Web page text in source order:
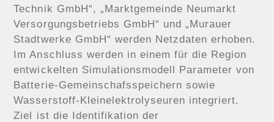
Technik GmbH“, „Marktgemeinde Neumarkt
Versorgungsbetriebs GmbH“ und „Murauer
Stadtwerke GmbH“ werden Netzdaten erhoben.
Im Anschluss werden in einem für die Region
entwickelten Simulationsmodell Parameter von
Batterie-Gemeinschafsspeichern sowie
Wasserstoff-Kleinelektrolyseuren integriert.
Ziel ist die Identifikation der